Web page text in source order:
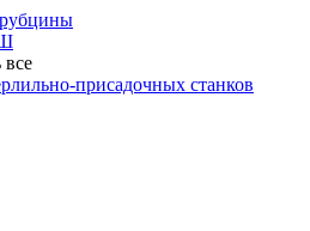
все
присадочных станков